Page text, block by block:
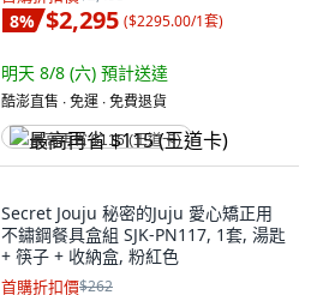
8% $2,295 ($2295.00/1套)
明天 8/8 (六) 預計送達
酷澎直售 ∙ 免運 ∙ 免費退貨
最高再省 $115 (王道卡)
Secret Jouju 秘密的Juju 愛心矯正用
不鏽鋼餐具盒組 SJK-PN117, 1套, 湯匙
+ 筷子 + 收納盒, 粉紅色
首購折扣價$262